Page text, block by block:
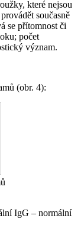
které nejsou
současně
se přítomnost či
počet
význam.
(obr. 4):
IgG – normální